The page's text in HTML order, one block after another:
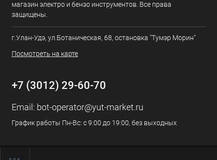
магазин электро и бензо инструментов. Все права
защищены.
г.Улан-Удэ, ул.Ботаническая, 68, остановка "Тумэр Морин"
Посмотреть на карте
+7 (3012) 29-60-70
Email: bot-operator@yut-market.ru
График работы Пн-Вс: с 9:00 до 19:00, без выходных